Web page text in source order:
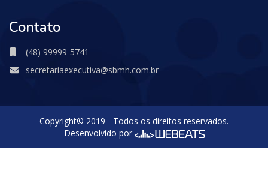
Contato
(48) 99999-5741
secretariaexecutiva@sbmh.com.br
Copyright© 2019 - Todos os direitos reservados.
Desenvolvido por